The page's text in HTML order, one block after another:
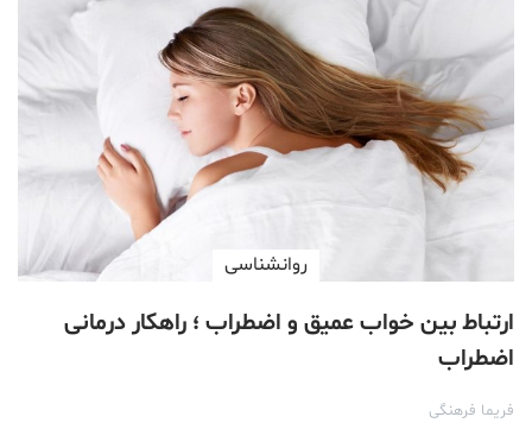
روانشناسی
ارتباط بین خواب عمیق و اضطراب ؛ راهکار درمانی
اضطراب
فریما فرهنگی